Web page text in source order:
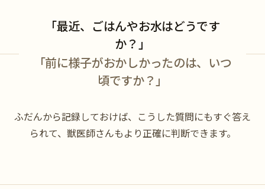
「最近、ごはんやお水はどうです
か？」
「前に様子がおかしかったのは、いつ
頃ですか？」
ふだんから記録しておけば、こうした質問にもすぐ答え
られて、獣医師さんもより正確に判断できます。